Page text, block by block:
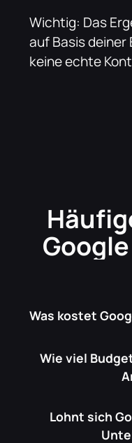
Wichtig: Das
auf Basis
keine echte
Was kostet
Klickpreis ab.
liegen
tausend
Wie viel
Daten
Lohnt sich